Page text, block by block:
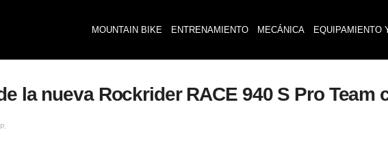
MOUNTAIN BIKE ENTRENAMIENTO MECÁNICA EQUIPAMIENTO
la nueva Rockrider RACE 940 S Pro Team